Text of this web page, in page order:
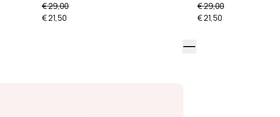
€ 29,00
€ 21,50
€ 29,00
€ 21,50